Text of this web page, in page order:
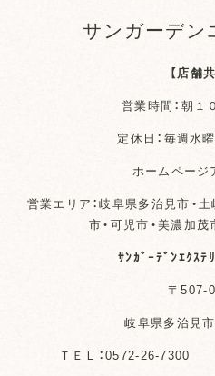
サンガーデン
【店舗
営業時間：朝１
定休日：毎週水
ホームページ
営業エリア：岐阜県多治見市・
市・可児市・美濃加茂
ｻﾝｶﾞｰﾃﾞﾝｴｸｽ
〒507-
岐阜県多治見
ＴＥＬ：0572-26-7300